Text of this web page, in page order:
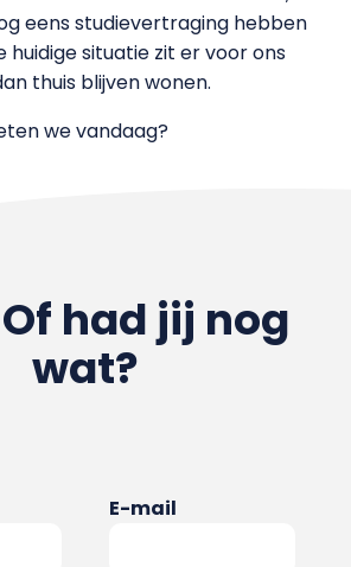
eens studievertraging hebben
huidige situatie zit er voor ons
thuis blijven wonen.
we vandaag?
had jij nog
wat?
E-mail